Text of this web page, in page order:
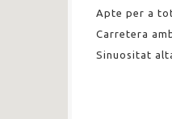
Apte per a
Carretera
Sinuositat